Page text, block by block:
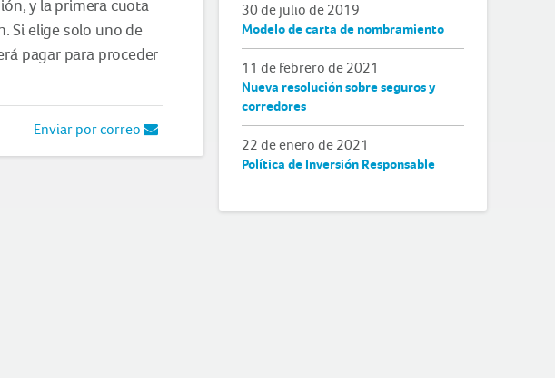
y la primera cuota
Si elige solo uno de
pagar para proceder
Enviar por correo
30 de julio de 2019
Modelo de carta de nombramiento
11 de febrero de 2021
Nueva resolución sobre seguros y
corredores
22 de enero de 2021
Política de Inversión Responsable